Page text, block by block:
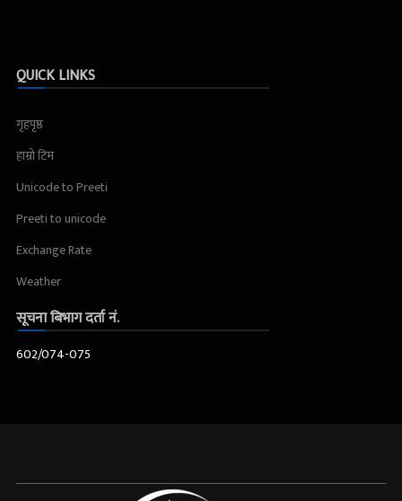
QUICK LINKS
गृहपृष्ठ
हाम्रो टिम
Unicode to Preeti
Preeti to unicode
Exchange Rate
Weather
सूचना बिभाग दर्ता नं.
602/074-075